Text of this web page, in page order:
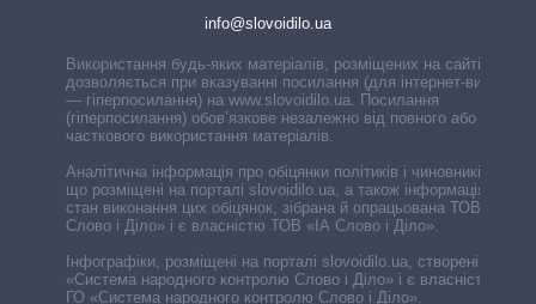
info@slovoidilo.ua
Використання будь-яких матеріалів, розміщених на сайті,
дозволяється при вказуванні посилання (для інтернет-видань
— гіперпосилання) на www.slovoidilo.ua. Посилання
(гіперпосилання) обов’язкове незалежно від повного або
часткового використання матеріалів.
Аналітична інформація про обіцянки політиків і чиновників,
що розміщені на порталі slovoidilo.ua, а також інформація про
стан виконання цих обіцянок, зібрана й опрацьована ТОВ «ІА
Слово і Діло» і є власністю ТОВ «ІА Слово і Діло».
Інфографіки, розміщені на порталі slovoidilo.ua, створені ГО
«Система народного контролю Слово і Діло» і є власністю
ГО «Система народного контролю Слово і Діло».